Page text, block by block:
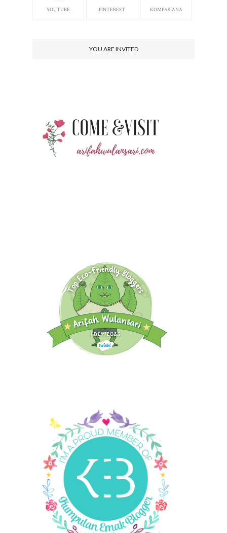
YOUTUBE PINTEREST KOMPASIANA
YOU ARE INVITED